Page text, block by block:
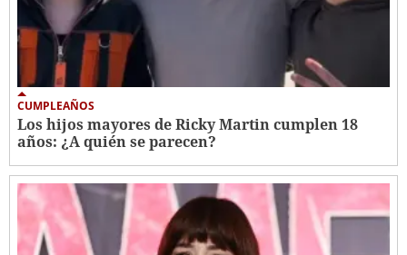
CUMPLEAÑOS
Los hijos mayores de Ricky Martin cumplen 18
años: ¿A quién se parecen?